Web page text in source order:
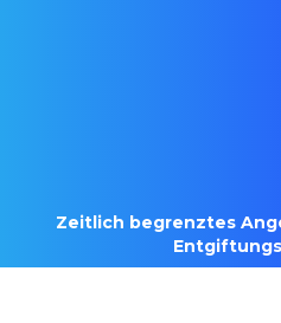
Zeitlich begrenztes